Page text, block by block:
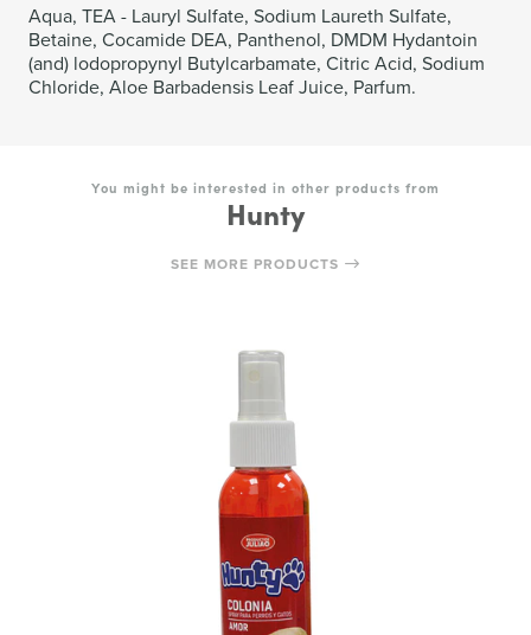
Aqua, TEA - Lauryl Sulfate, Sodium Laureth Sulfate,
Betaine, Cocamide DEA, Panthenol, DMDM Hydantoin
(and) lodopropynyl Butylcarbamate, Citric Acid, Sodium
Chloride, Aloe Barbadensis Leaf Juice, Parfum.
You might be interested in other products from
Hunty
SEE MORE PRODUCTS